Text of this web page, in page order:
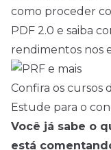
como proceder
PDF 2.0 e saiba
rendimentos nos
Confira os cursos
Estude para o
Você já sabe o
está